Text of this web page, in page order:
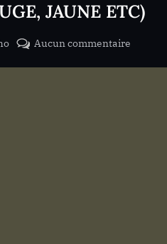
JAUNE ETC)
Aucun commentairesur